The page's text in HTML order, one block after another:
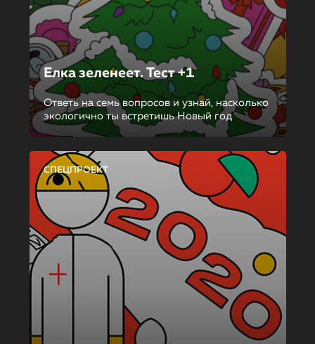
Елка зеленеет. Тест +1
Ответь на семь вопросов и узнай, насколько
экологично ты встретишь Новый год
СПЕЦПРОЕКТ